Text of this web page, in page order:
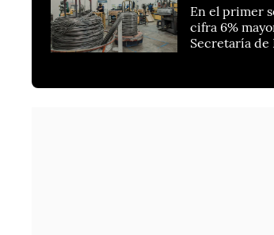
En el primer
cifra 6%
Secretaría de